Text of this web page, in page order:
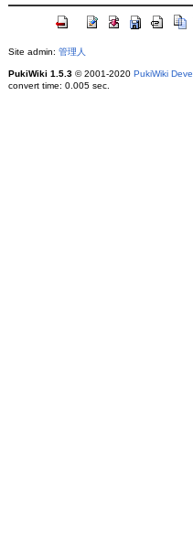
Site admin: 管理人
PukiWiki 1.5.3© 2001-2020 PukiWiki
convert time: 0.005 sec.